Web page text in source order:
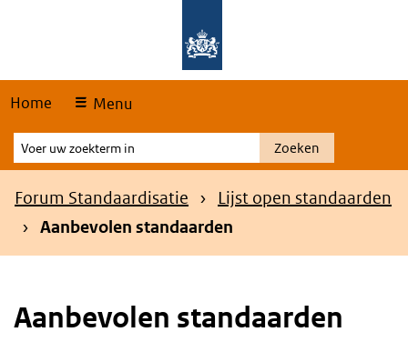
Home Menu
Voer
uw
zoekterm
Zoeken
Kruimelpad
Forum Standaardisatie
Lijst open standaarden
Aanbevolen standaarden
Aanbevolen standaarden